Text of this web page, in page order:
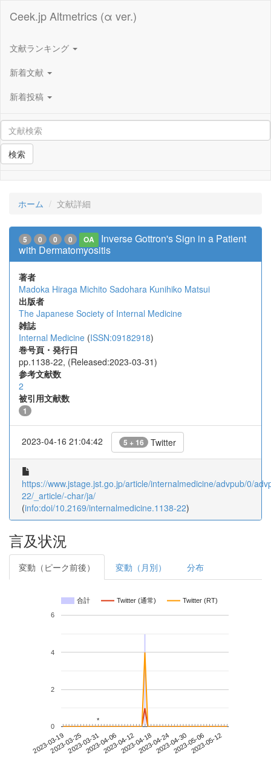
Ceek.jp Altmetrics (α ver.)
文献ランキング
新着文献
新着投稿
検索
ホーム 文献詳細
5 0 0 0 OA
Inverse Gottron's Sign in a Patient
with Dermatomyositis
著者
Madoka Hiraga Michito Sadohara Kunihiko Matsui
出版者
The Japanese Society of Internal Medicine
雑誌
Internal Medicine (ISSN:09182918)
巻号頁・発行日
pp.1138-22, (Released:2023-03-31)
参考文献数
2
被引用文献数
1
2023-04-16 21:04:42 5 + 16 Twitter
https://www.jstage.jst.go.jp/article/internalmedicine/advpub/0/
22/_article/-char/ja/
(info:doi/10.2169/internalmedicine.1138-22)
言及状況
変動（ピーク前後） 変動（月別） 分布
合計 Twitter (通常) Twitter (RT)
2023-03-192023-03-252023-03-312023-04-062023-04-122023-04-182023-04-242023-04-302023-05-062023-05-12
0
2
4
6
**